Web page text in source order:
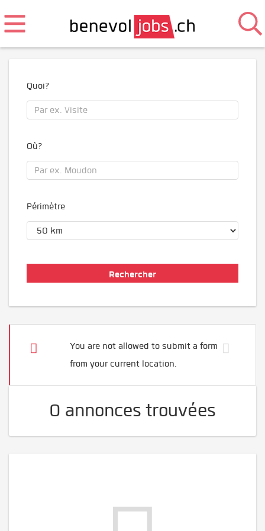
Quoi?
Où?
Périmètre
You are not allowed to submit a form
from your current location.
0 annonces trouvées